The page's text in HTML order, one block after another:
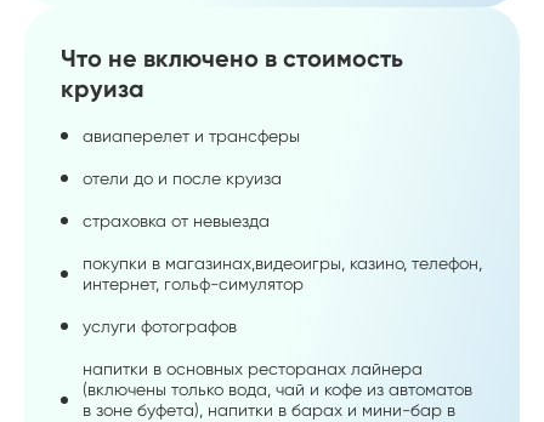
Что не включено в стоимость
круиза
авиаперелет и трансферы
отели до и после круиза
страховка от невыезда
покупки в магазинах,видеоигры, казино, телефон,
интернет, гольф-симулятор
услуги фотографов
напитки в основных ресторанах лайнера
(включены только вода, чай и кофе из автоматов
в зоне буфета), напитки в барах и мини-бар в